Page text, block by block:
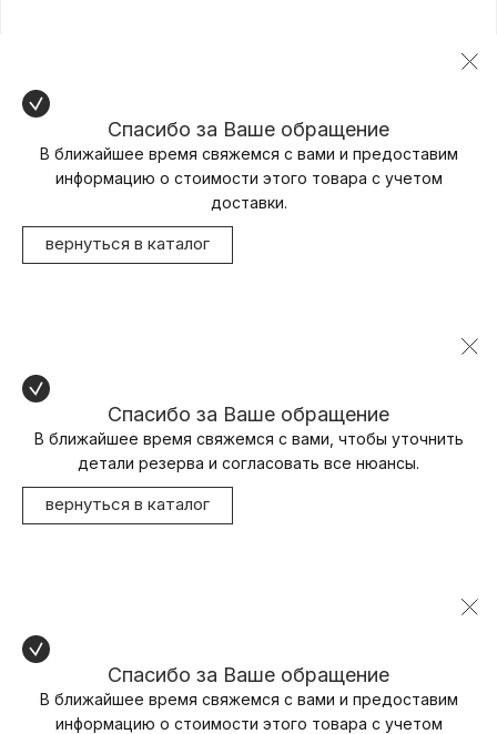
Спасибо за Ваше обращение
В ближайшее время свяжемся с вами и предоставим
информацию о стоимости этого товара с учетом
доставки.
вернуться в каталог
Спасибо за Ваше обращение
В ближайшее время свяжемся с вами, чтобы уточнить
детали резерва и согласовать все нюансы.
вернуться в каталог
Спасибо за Ваше обращение
В ближайшее время свяжемся с вами и предоставим
информацию о стоимости этого товара с учетом